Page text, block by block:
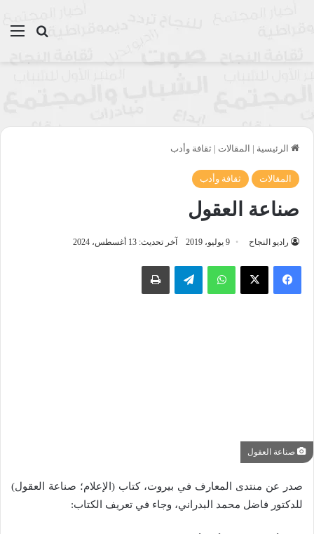
بحث
الرئيسية | المقالات | ثقافة وأدب
المقالات ثقافة وأدب
صناعة العقول
راديو النجاح 9 يوليو، 2019 آخر تحديث: 13 أغسطس، 2024
واتساب تيلقرام طباعة
صناعة العقول
صدر عن منتدى المعارف في بيروت، كتاب (الإعلام؛ صناعة العقول)
للدكتور فاضل محمد البدراني، وجاء في تعريف الكتاب: